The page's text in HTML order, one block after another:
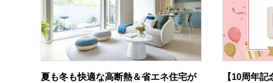
夏も冬も快適な高断熱＆省エネ住宅が
【10周年